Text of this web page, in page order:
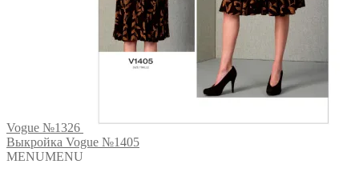
Vogue №1326
Выкройка Vogue №1405
MENUMENU